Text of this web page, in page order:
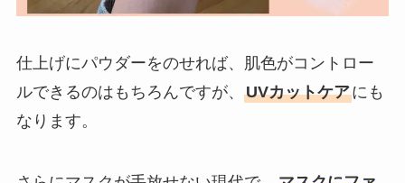
仕上げにパウダーをのせれば、肌色がコントロー
ルできるのはもちろんですが、 UVカットケアにも
なります。